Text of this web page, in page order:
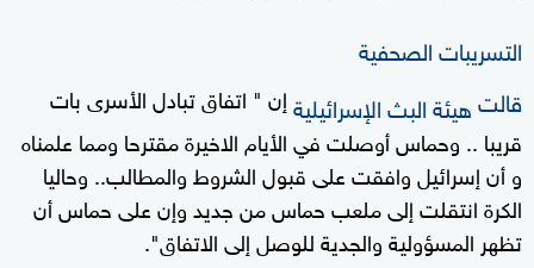
التسريبات الصحفية
قالتهيئة البث الإسرائيليةإن " اتفاق تبادل الأسرى بات
قريبا .. وحماس أوصلت في الأيام الاخيرة مقترحا ومما علمناه
و أن إسرائيل وافقت على قبول الشروط والمطالب.. وحاليا
الكرة انتقلت إلى ملعب حماس من جديد وإن على حماس أن
تظهر المسؤولية والجدية للوصل إلى الاتفاق".